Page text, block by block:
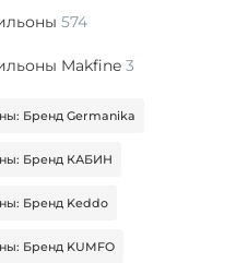
574
Makfine 3
Бренд Germanika
Бренд КАБИН
Бренд Keddo
Бренд KUMFO